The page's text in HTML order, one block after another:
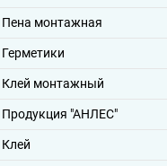
Пена монтажная
Герметики
Клей монтажный
Продукция "АНЛЕС"
Клей